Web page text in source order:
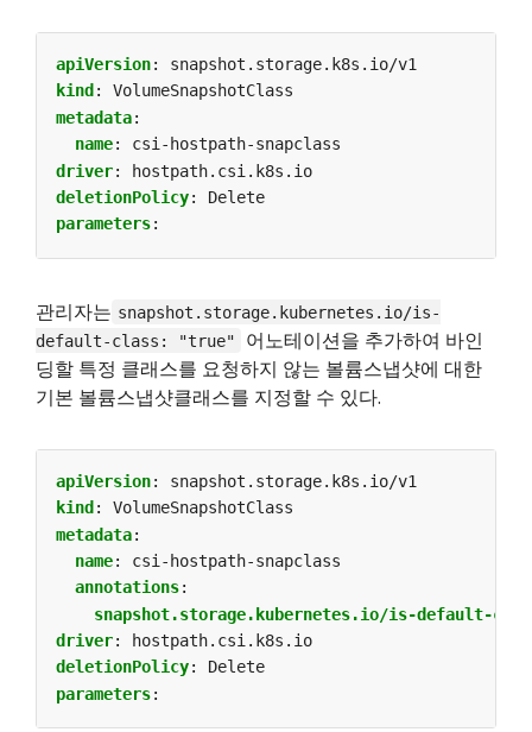
apiVersion:
snapshot.storage.k8s.io/v1
kind :
VolumeSnapshotClass
metadata:
name:
csi-hostpath-snapclass
driver:
hostpath.csi.k8s.io
deletionPolicy:
Delete
parameters:
관리자는 snapshot.storage.kubernetes.io/is-
default-class: "true"
어노테이션을 추가하여 바인
딩할 특정 클래스를 요청하지 않는 볼륨스냅샷에 대한
기본 볼륨스냅샷클래스를 지정할 수 있다.
apiVersion:
snapshot.storage.k8s.io/v1
kind :
VolumeSnapshotClass
metadata:
name:
csi-hostpath-snapclass
annotations:
snapshot.storage.kubernetes.io/is-default-
driver:
hostpath.csi.k8s.io
deletionPolicy:
Delete
parameters: